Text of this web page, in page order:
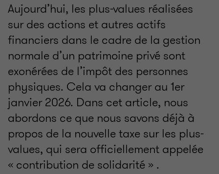
Aujourd’hui, les plus-values réalisées
sur des actions et autres actifs
financiers dans le cadre de la gestion
normale d’un patrimoine privé sont
exonérées de l’impôt des personnes
physiques. Cela va changer au 1er
janvier 2026. Dans cet article, nous
abordons ce que nous savons déjà à
propos de la nouvelle taxe sur les plus-
values, qui sera officiellement appelée
« contribution de solidarité » .